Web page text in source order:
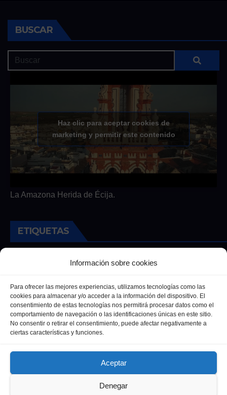
Información sobre cookies
Para ofrecer las mejores experiencias, utilizamos tecnologías como las
cookies para almacenar y/o acceder a la información del dispositivo. El
consentimiento de estas tecnologías nos permitirá procesar datos como el
comportamiento de navegación o las identificaciones únicas en este sitio.
No consentir o retirar el consentimiento, puede afectar negativamente a
ciertas características y funciones.
Aceptar
Denegar
BUSCAR
Haz clic para aceptar cookies de
marketing y permitir este contenido
La Amazona Herida de Écija.
ETIQUETAS
Andalucía Cultura Deportes